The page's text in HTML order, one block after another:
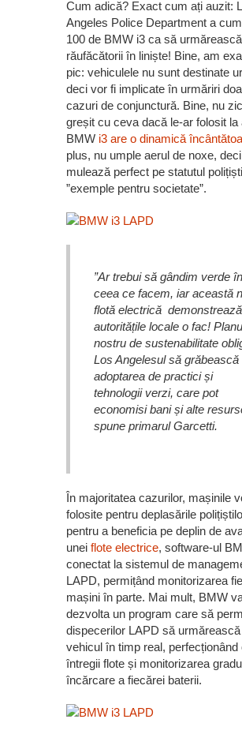
Cum adică? Exact cum ați auzit:
Angeles Police Department a
100 de BMW i3 ca să urmărească
răufăcătorii în liniște! Bine, am
pic: vehiculele nu sunt destinate
deci vor fi implicate în urmăriri
cazuri de conjunctură. Bine, nu
greșit cu ceva dacă le-ar folosit la
BMW i3 are o dinamică
plus, nu umple aerul de noxe,
mulează perfect pe statutul
”exemple pentru societate”.
”Ar trebui să gândim verde
ceea ce facem, iar această
flotă electrică
autoritățile locale o fac!
nostru de sustenabilitate
Los Angelesul să grăbească
adoptarea de practici și
tehnologii verzi, care pot
economisi bani și alte
spune primarul Garcetti.
În majoritatea cazurilor, mașinile
folosite pentru deplasările
pentru a beneficia pe deplin de
unei flote electrice, software-ul
conectat la sistemul de
LAPD, permițând monitorizarea
mașini în parte. Mai mult, BMW
dezvolta un program care să
dispecerilor LAPD să
vehicul în timp real, perfecționând
întregii flote și monitorizarea
încărcare a fiecărei baterii.